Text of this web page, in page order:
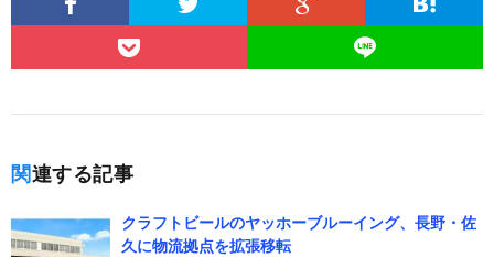
関連する記事
クラフトビールのヤッホーブルーイング、長野・佐
久に物流拠点を拡張移転